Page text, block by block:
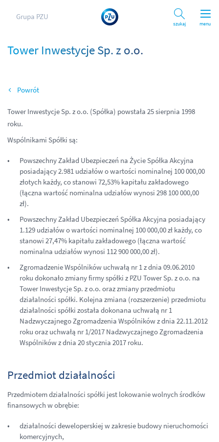
menu
Grupa PZU
Szukaj
Tower Inwestycje Sp. z o.o.
Wróć
Tower Inwestycje Sp. z o.o. (Spółka) powstała 25 sierpnia 1998
roku.
Wspólnikami Spółki są:
Powszechny Zakład Ubezpieczeń na Życie Spółka Akcyjna
posiadający 2.981 udziałów o wartości nominalnej 100 000,00
złotych każdy, co stanowi 72,53% kapitału zakładowego
(łączna wartość nominalna udziałów wynosi 298 100 000,00
zł).
Powszechny Zakład Ubezpieczeń Spółka Akcyjna posiadający
1.129 udziałów o wartości nominalnej 100 000,00 zł każdy, co
stanowi 27,47% kapitału zakładowego (łączna wartość
nominalna udziałów wynosi 112 900 000,00 zł).
Zgromadzenie Wspólników uchwałą nr 1 z dnia 09.06.2010
roku dokonało zmiany firmy spółki z PZU Tower Sp. z o.o. na
Tower Inwestycje Sp. z o.o. oraz zmiany przedmiotu
działalności spółki. Kolejna zmiana (rozszerzenie) przedmiotu
działalności spółki została dokonana uchwałą nr 1
Nadzwyczajnego Zgromadzenia Wspólników z dnia 22.11.2012
roku oraz uchwałą nr 1/2017 Nadzwyczajnego Zgromadzenia
Wspólników z dnia 20 stycznia 2017 roku.
Przedmiot działalności
Przedmiotem działalności spółki jest lokowanie wolnych środków
finansowych w obrębie:
działalności deweloperskiej w zakresie budowy nieruchomości
komercyjnych,